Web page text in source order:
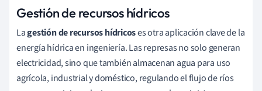
Gestión de recursos hídricos
Lagestión de recursos hídricoses otra aplicación clave de la
energía hídrica en ingeniería. Las represas no solo generan
electricidad, sino que también almacenan agua para uso
agrícola, industrial y doméstico, regulando el flujo de ríos